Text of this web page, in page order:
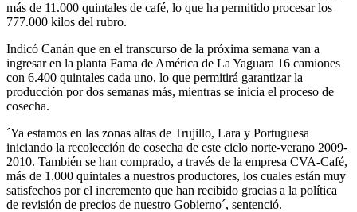
más de 11.000 quintales de café, lo que ha permitido procesar los
777.000 kilos del rubro.
Indicó Canán que en el transcurso de la próxima semana van a
ingresar en la planta Fama de América de La Yaguara 16 camiones
con 6.400 quintales cada uno, lo que permitirá garantizar la
producción por dos semanas más, mientras se inicia el proceso de
cosecha.
´Ya estamos en las zonas altas de Trujillo, Lara y Portuguesa
iniciando la recolección de cosecha de este ciclo norte-verano 2009-
2010. También se han comprado, a través de la empresa CVA-Café,
más de 1.000 quintales a nuestros productores, los cuales están muy
satisfechos por el incremento que han recibido gracias a la política
de revisión de precios de nuestro Gobierno´, sentenció.